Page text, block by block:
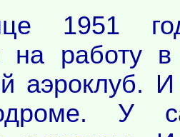
1951
на работу
аэроклуб.
У